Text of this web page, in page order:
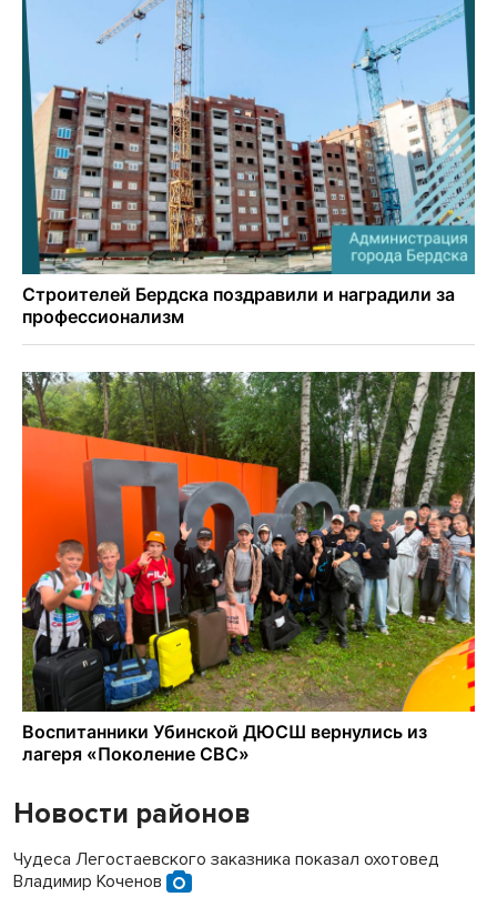
Новости районов
Чудеса Легостаевского заказника показал охотовед
Владимир Коченов